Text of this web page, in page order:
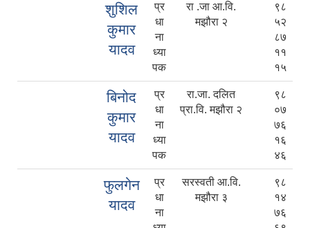
शुशिल
कुमार
यादव
प्र
धा
ना
ध्या
पक
रा .जा आ.वि.
मझौरा २
९८
५२
८७
११
१५
बिनोद
कुमार
यादव
प्र
धा
ना
ध्या
पक
रा.जा. दलित
प्रा.वि. मझौरा २
९८
०७
७६
१६
४६
फुलगेन
यादव
प्र
धा
ना
सरस्वती आ.वि.
मझौरा ३
९८
१४
७६